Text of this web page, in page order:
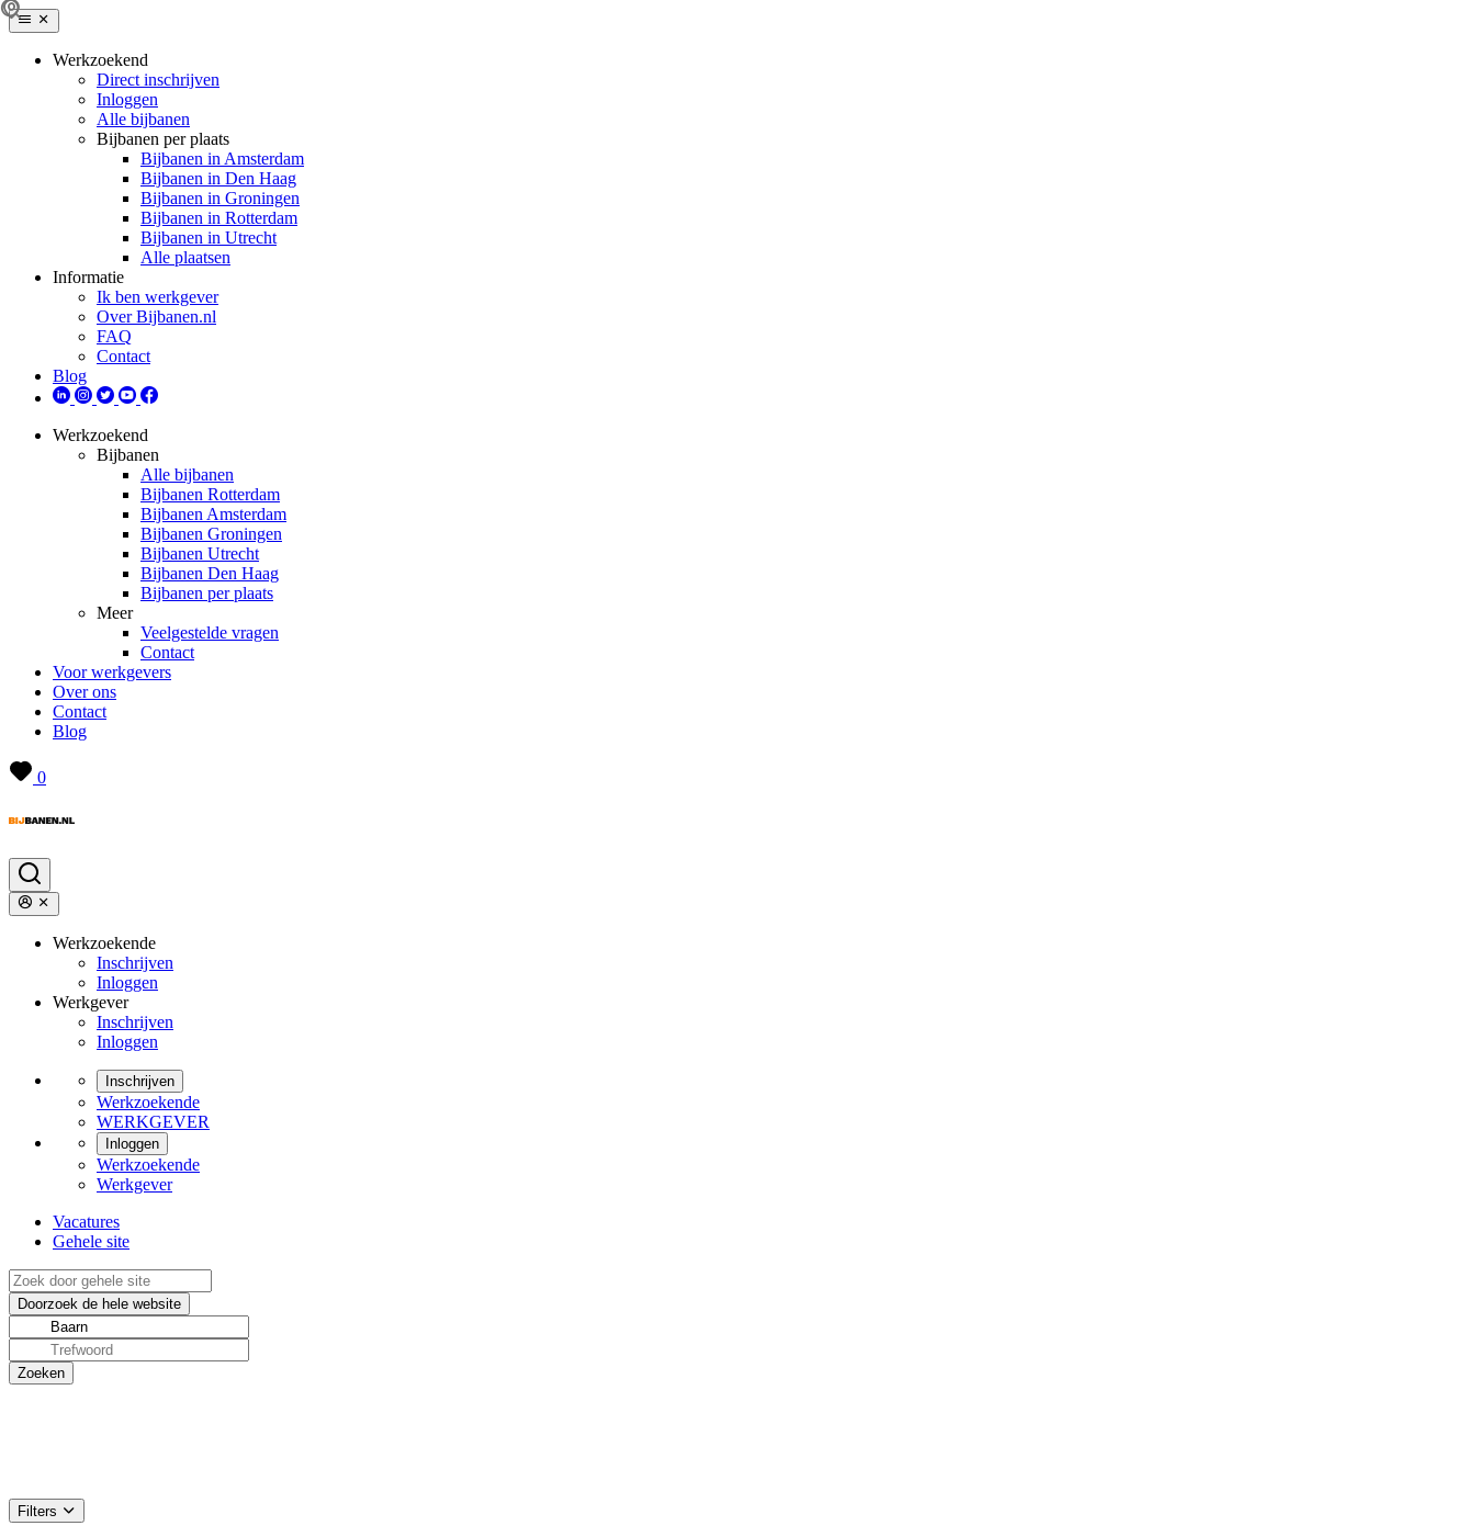
Werkzoekend
Direct inschrijven
Inloggen
Alle bijbanen
Bijbanen per plaats
Bijbanen in Amsterdam
Bijbanen in Den Haag
Bijbanen in Groningen
Bijbanen in Rotterdam
Bijbanen in Utrecht
Alle plaatsen
Informatie
Ik ben werkgever
Over Bijbanen.nl
FAQ
Contact
Blog
Werkzoekend
Bijbanen
Alle bijbanen
Bijbanen Rotterdam
Bijbanen Amsterdam
Bijbanen Groningen
Bijbanen Utrecht
Bijbanen Den Haag
Bijbanen per plaats
Meer
Veelgestelde vragen
Contact
Voor werkgevers
Over ons
Contact
Blog
0
Werkzoekende
Inschrijven
Inloggen
Werkgever
Inschrijven
Inloggen
Inschrijven
Werkzoekende
WERKGEVER
Inloggen
Werkzoekende
Werkgever
Vacatures
Gehele site
Filters